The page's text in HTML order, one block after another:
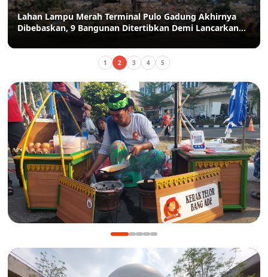
Lahan Lampu Merah Terminal Pulo Gadung Akhirnya
Dibebaskan, 9 Bangunan Ditertibkan Demi Lancarkan
1 2 3 4 5
Manis Gurih Jakarta Festival Sukapura: Menikmati
Legenda 18 Tahun Kerak Telor Bang Ade